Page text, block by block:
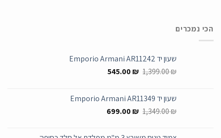
הכי נמכרים
שעון יד Emporio Armani AR11242
1,399.00₪
המחיר
1,399.00 ₪.
545.00₪
המחיר
545.00 ₪.
שעון יד Emporio Armani AR11349
1,349.00₪
המחיר
699.00₪
המחיר